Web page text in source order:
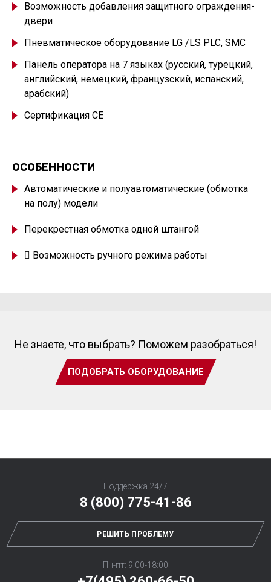
Возможность добавления защитного ограждения-
двери
Пневматическое оборудование LG /LS PLC, SMC
Панель оператора на 7 языках (русский, турецкий,
английский, немецкий, французский, испанский,
арабский)
Сертификация CE
ОСОБЕННОСТИ
Автоматические и полуавтоматические (обмотка
на полу) модели
Перекрестная обмотка одной штангой
 Возможность ручного режима работы
Не знаете, что выбрать? Поможем разобраться!
ПОДОБРАТЬ ОБОРУДОВАНИЕ
Поддержка 24/7
8 (800) 775-41-86
РЕШИТЬ ПРОБЛЕМУ
Пн-пт: 9:00-18:00